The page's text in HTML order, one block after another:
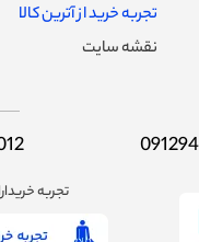
تجربه خرید از آترین کالا
نقشه سایت
تجربه